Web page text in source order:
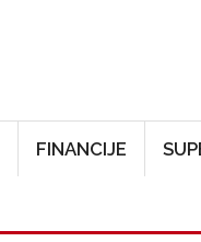
FINANCIJE